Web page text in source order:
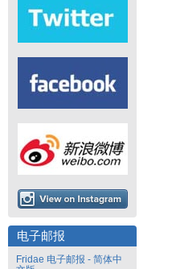
电子邮报
Fridae 电子邮报 - 简体中